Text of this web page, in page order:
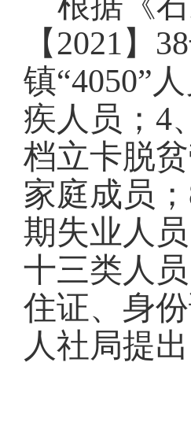
【2021】
镇“4050”
疾人员；4
档立卡脱
家庭成员
期失业人
十三类人
住证、身
人社局提